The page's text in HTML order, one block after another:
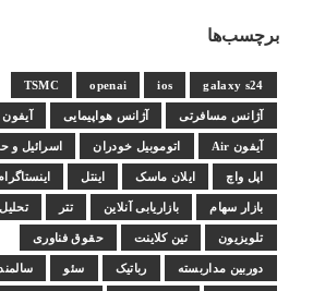
برچسب‌ها
galaxy s24
ios
openai
TSMC
آژانس مسافرتی آژانس هواپیمایی آیفون 17
آیفون Air اتوموبیل خودران اسرائیل و
اپل واچ ایلان ماسک اینتل
بازار سهام بازاریابی آنلاین تتر تحلیل
تلویزیون تین کلاینت حقوق فناوری
دوربین مداربسته رباتیک سئو